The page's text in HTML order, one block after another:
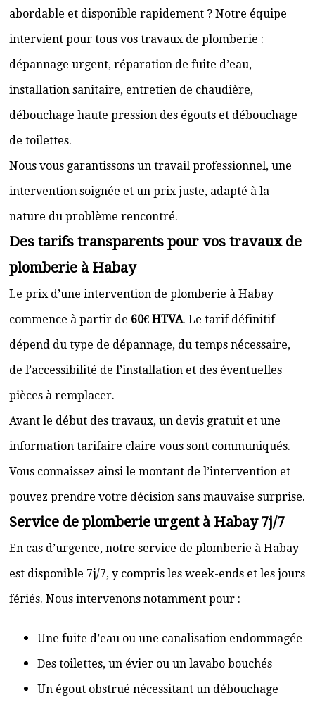
abordable et disponible rapidement ? Notre équipe
intervient pour tous vos travaux de plomberie :
dépannage urgent, réparation de fuite d’eau,
installation sanitaire, entretien de chaudière,
débouchage haute pression des égouts et débouchage
de toilettes.
Nous vous garantissons un travail professionnel, une
intervention soignée et un prix juste, adapté à la
nature du problème rencontré.
Des tarifs transparents pour vos travaux de
plomberie à Habay
Le prix d’une intervention de plomberie à Habay
commence à partir de 60€ HTVA. Le tarif définitif
dépend du type de dépannage, du temps nécessaire,
de l’accessibilité de l’installation et des éventuelles
pièces à remplacer.
Avant le début des travaux, un devis gratuit et une
information tarifaire claire vous sont communiqués.
Vous connaissez ainsi le montant de l’intervention et
pouvez prendre votre décision sans mauvaise surprise.
Service de plomberie urgent à Habay 7j/7
En cas d’urgence, notre service de plomberie à Habay
est disponible 7j/7, y compris les week-ends et les jours
fériés. Nous intervenons notamment pour :
Une fuite d’eau ou une canalisation endommagée
Des toilettes, un évier ou un lavabo bouchés
Un égout obstrué nécessitant un débouchage